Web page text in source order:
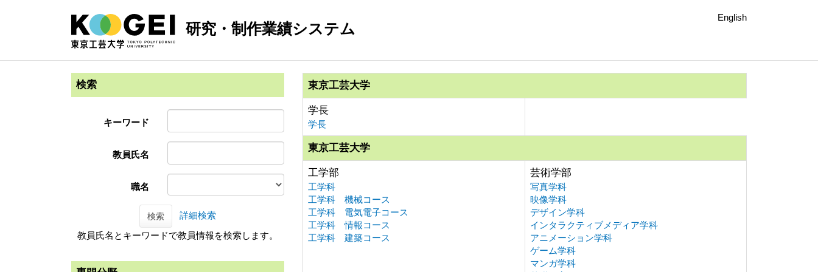
研究・制作業績システム
English
検索
キーワード
教員氏名
職名
検索
詳細検索
教員氏名とキーワードで教員情報を検索します。
東京工芸大学
学長
学長
東京工芸大学
工学部
工学科
工学科 機械コース
工学科 電気電子コース
工学科 情報コース
工学科 建築コース
芸術学部
写真学科
映像学科
デザイン学科
インタラクティブメディア学科
アニメーション学科
ゲーム学科
マンガ学科